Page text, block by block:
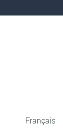
Français